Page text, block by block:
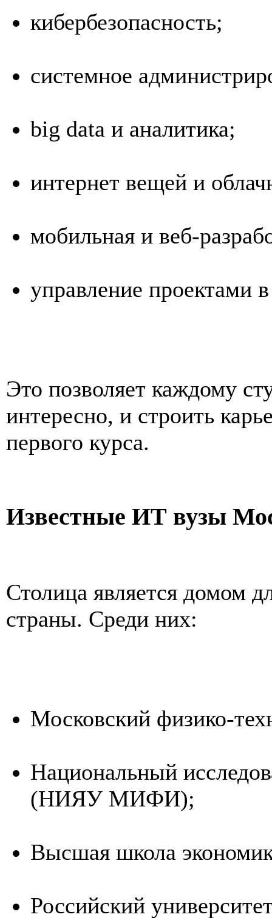
кибербезопасность;
системное
big data и аналитика;
интернет вещей и
мобильная и веб-
управление проектами
Это позволяет каждому
интересно, и строить
первого курса.
Известные ИТ вузы
Столица является домом
страны. Среди них:
Московский физико-
Национальный
(НИЯУ МИФИ);
Высшая школа
Российский